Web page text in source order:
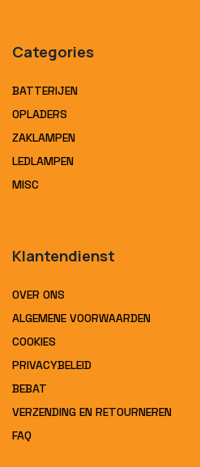
Categories
BATTERIJEN
OPLADERS
ZAKLAMPEN
LEDLAMPEN
MISC
Klantendienst
OVER ONS
ALGEMENE VOORWAARDEN
COOKIES
PRIVACYBELEID
BEBAT
VERZENDING EN RETOURNEREN
FAQ